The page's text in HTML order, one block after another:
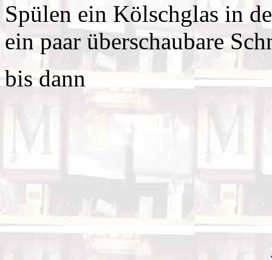
Spülen ein Kölschglas in
ein paar überschaubare
bis dann